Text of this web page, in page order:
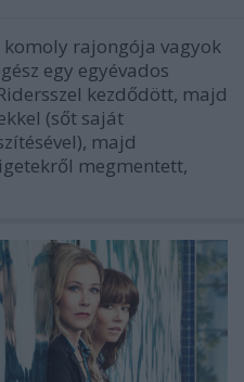
rajongója vagyok
egy egyévados
kezdődött, majd
(sőt saját
majd
megmentett,